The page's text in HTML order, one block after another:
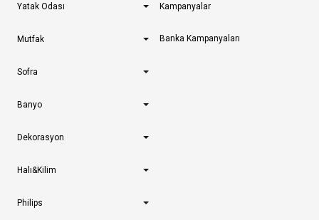
Yatak Odası
Mutfak
Sofra
Banyo
Dekorasyon
Halı&Kilim
Philips
Kampanyalar
Banka Kampanyaları